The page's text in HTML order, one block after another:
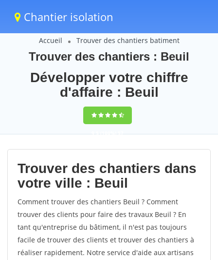
Chantier isolation
Accueil Trouver des chantiers batiment
Trouver des chantiers : Beuil
Développer votre chiffre
d'affaire : Beuil
9,5(100%)57
votes
Trouver des chantiers dans
votre ville : Beuil
Comment trouver des chantiers Beuil ? Comment
trouver des clients pour faire des travaux Beuil ? En
tant qu'entreprise du bâtiment, il n'est pas toujours
facile de trouver des clients et trouver des chantiers à
réaliser rapidement. Notre service d'aide aux artisans